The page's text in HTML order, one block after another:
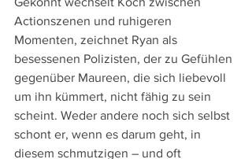
Actionszenen und ruhigeren
Momenten, zeichnet Ryan als
besessenen Polizisten, der zu Gefühlen
gegenüber Maureen, die sich liebevoll
um ihn kümmert, nicht fähig zu sein
scheint. Weder andere noch sich selbst
schont er, wenn es darum geht, in
diesem schmutzigen – und oft